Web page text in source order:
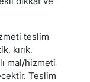
teslim
kırık,
mal/hizmeti
Teslim